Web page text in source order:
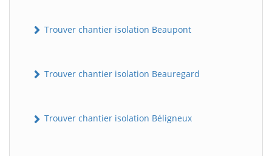
Trouver chantier isolation Beaupont
Trouver chantier isolation Beauregard
Trouver chantier isolation Béligneux